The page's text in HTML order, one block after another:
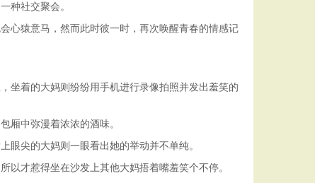
种社交聚会。
心猿意马，然而此时彼一时，再次唤醒青春的情感记
坐着的大妈则纷纷用手机进行录像拍照并发出羞笑的
厢中弥漫着浓浓的酒味。
眼尖的大妈则一眼看出她的举动并不单纯。
才惹得坐在沙发上其他大妈捂着嘴羞笑个不停。